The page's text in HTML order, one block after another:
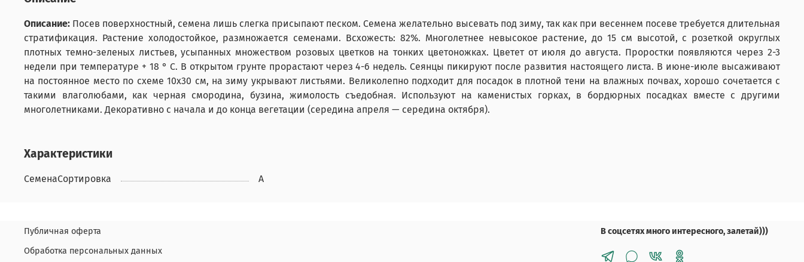
Описание: Посев поверхностный, семена лишь слегка присыпают песком. Семена желательно высевать под зиму, так как при весеннем посеве требуется длительная
стратификация. Растение холодостойкое, размножается семенами. Всхожесть: 82%. Многолетнее невысокое растение, до 15 см высотой, с розеткой округлых
плотных темно-зеленых листьев, усыпанных множеством розовых цветков на тонких цветоножках. Цветет от июля до августа. Проростки появляются через 2-3
недели при температуре + 18 ° С. В открытом грунте прорастают через 4-6 недель. Сеянцы пикируют после развития настоящего листа. В июне-июле высаживают
на постоянное место по схеме 10x30 см, на зиму укрывают листьями. Великолепно подходит для посадок в плотной тени на влажных почвах, хорошо сочетается с
такими влаголюбами, как черная смородина, бузина, жимолость съедобная. Используют на каменистых горках, в бордюрных посадках вместе с другими
многолетниками. Декоративно с начала и до конца вегетации (середина апреля — середина октября).
Характеристики
СеменаСортировка А
Публичная оферта
Обработка персональных данных
В соцсетях много интересного, залетай)))